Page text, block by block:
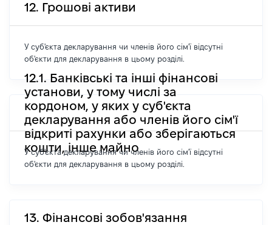
12. Грошові активи
У суб'єкта декларування чи членів його сім'ї відсутні
об'єкти для декларування в цьому розділі.
12.1. Банківські та інші фінансові
установи, у тому числі за
кордоном, у яких у суб'єкта
декларування або членів його сім'ї
відкриті рахунки або зберігаються
кошти, інше майно
У суб'єкта декларування чи членів його сім'ї відсутні
об'єкти для декларування в цьому розділі.
13. Фінансові зобов'язання